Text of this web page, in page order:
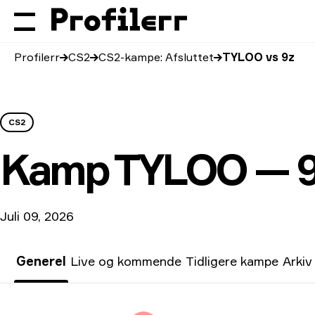
Profilerr CS2 CS2-kampe: Afsluttet TYLOO vs 9z
CS2
KampTYLOO —
Juli 09, 2026
Generel Live og kommende Tidligere kampe Arkiv